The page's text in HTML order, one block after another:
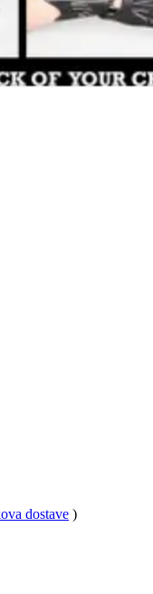
dostave )